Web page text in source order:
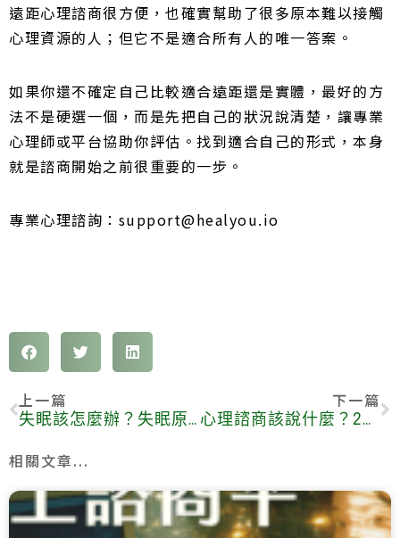
遠距心理諮商很方便，也確實幫助了很多原本難以接觸
心理資源的人；但它不是適合所有人的唯一答案。
如果你還不確定自己比較適合遠距還是實體，最好的方
法不是硬選一個，而是先把自己的狀況說清楚，讓專業
心理師或平台協助你評估。找到適合自己的形式，本身
就是諮商開始之前很重要的一步。
專業心理諮詢： support@healyou.io
上一篇
失眠該怎麼辦？失眠原因、改善方法全攻略
下一篇
心理諮商該說什麼？2個步驟教你第一次諮商怎麼表達問題
相關文章...